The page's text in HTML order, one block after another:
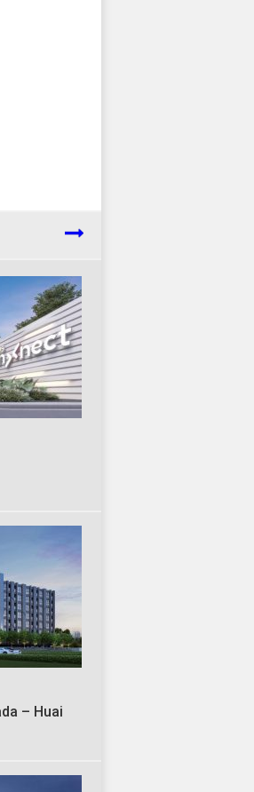
– Huai